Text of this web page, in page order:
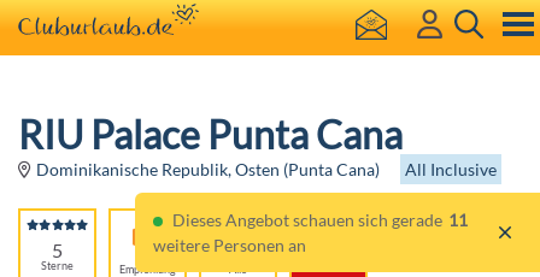
RIU Palace Punta Cana
Dominikanische Republik, Osten (Punta Cana) All Inclusive
5
Sterne
Empfehlung
Dieses Angebot schauen sich gerade 11
weitere Personen an